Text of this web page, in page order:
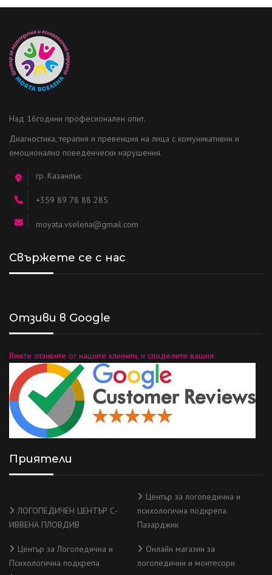
Над 16години професионален опит.
Диагностика, терапия и превенция на лица с комуникативни и
емоционално поведенчески нарушения.
гр. Казанлък
+359 89 78 88 285
moyata.vselena@gmail.com
Свържете се с нас
Отзиви в Google
Вижте отзивите от нашите клиенти, и споделете вашия:
Приятели
ЛОГОПЕДИЧЕН ЦЕНТЪР С-
ИВВЕНА ПЛОВДИВ
Център за логопедична и
психологична подкрепа
Пазарджик
Център за Логопедична и
Психологична подкрепа
Онлайн магазин за
логопедични и монтесори